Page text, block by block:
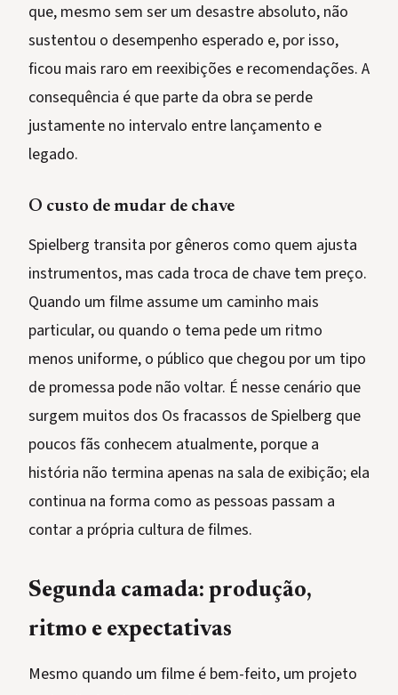
que, mesmo sem ser um desastre absoluto, não
sustentou o desempenho esperado e, por isso,
ficou mais raro em reexibições e recomendações. A
consequência é que parte da obra se perde
justamente no intervalo entre lançamento e
legado.
O custo de mudar de chave
Spielberg transita por gêneros como quem ajusta
instrumentos, mas cada troca de chave tem preço.
Quando um filme assume um caminho mais
particular, ou quando o tema pede um ritmo
menos uniforme, o público que chegou por um tipo
de promessa pode não voltar. É nesse cenário que
surgem muitos dos Os fracassos de Spielberg que
poucos fãs conhecem atualmente, porque a
história não termina apenas na sala de exibição; ela
continua na forma como as pessoas passam a
contar a própria cultura de filmes.
Segunda camada: produção,
ritmo e expectativas
Mesmo quando um filme é bem-feito, um projeto